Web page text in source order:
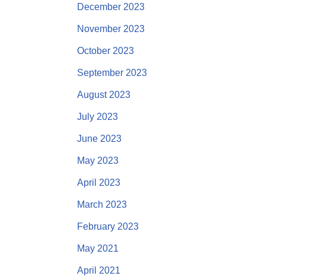
December 2023
November 2023
October 2023
September 2023
August 2023
July 2023
June 2023
May 2023
April 2023
March 2023
February 2023
May 2021
April 2021